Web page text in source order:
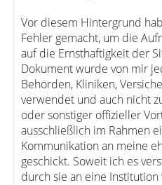
Vor diesem Hintergrund
Fehler gemacht, um die
auf die Ernsthaftigkeit der
Dokument wurde von mir
Behörden, Kliniken,
verwendet und auch nicht
oder sonstiger offizieller
ausschließlich im Rahmen
Kommunikation an meine
geschickt. Soweit ich es
durch sie an eine